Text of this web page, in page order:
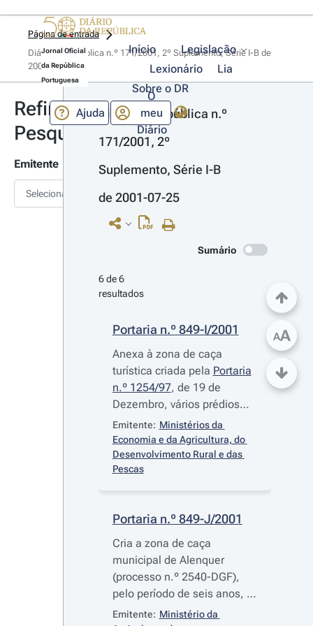
Jornal Oficial
da República
Portuguesa
Início
Legislação
Lexionário
Lia
Sobre o DR
Ajuda
O
meu
Diário
Página de entrada
Diário da República n.º 171/2001, 2º Suplemento, Série I-B de
2001-07-25
Refinar
Pesquisa
Emitente
Selecionar
Diário da República n.º
171/2001, 2º
Suplemento, Série I-B
de 2001-07-25
Sumário
6 de 6
resultados
Portaria n.º 849-I/2001
Anexa à zona de caça
turística criada pela Portaria
n.º 1254/97, de 19 de
Dezembro, vários prédios
rústicos sitos na freguesia
de Vale das Mós, município
de Abrantes
Emitente: Ministérios da
Economia e da Agricultura, do
Desenvolvimento Rural e das
Pescas
Portaria n.º 849-J/2001
Cria a zona de caça
municipal de Alenquer
(processo n.º 2540-DGF),
pelo período de seis anos, e
transfere a sua gestão para
Emitente: Ministério da
AA